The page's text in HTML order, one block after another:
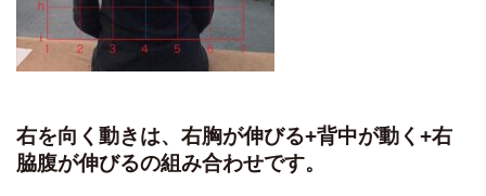
右を向く動きは、右胸が伸びる+背中が動く+右
脇腹が伸びるの組み合わせです。